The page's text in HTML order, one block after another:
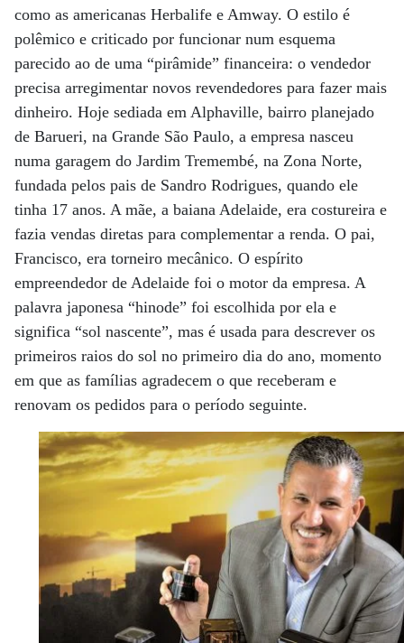
como as americanas Herbalife e Amway. O estilo é
polêmico e criticado por funcionar num esquema
parecido ao de uma “pirâmide” financeira: o vendedor
precisa arregimentar novos revendedores para fazer mais
dinheiro. Hoje sediada em Alphaville, bairro planejado
de Barueri, na Grande São Paulo, a empresa nasceu
numa garagem do Jardim Tremembé, na Zona Norte,
fundada pelos pais de Sandro Rodrigues, quando ele
tinha 17 anos. A mãe, a baiana Adelaide, era costureira e
fazia vendas diretas para complementar a renda. O pai,
Francisco, era torneiro mecânico. O espírito
empreendedor de Adelaide foi o motor da empresa. A
palavra japonesa “hinode” foi escolhida por ela e
significa “sol nascente”, mas é usada para descrever os
primeiros raios do sol no primeiro dia do ano, momento
em que as famílias agradecem o que receberam e
renovam os pedidos para o período seguinte.